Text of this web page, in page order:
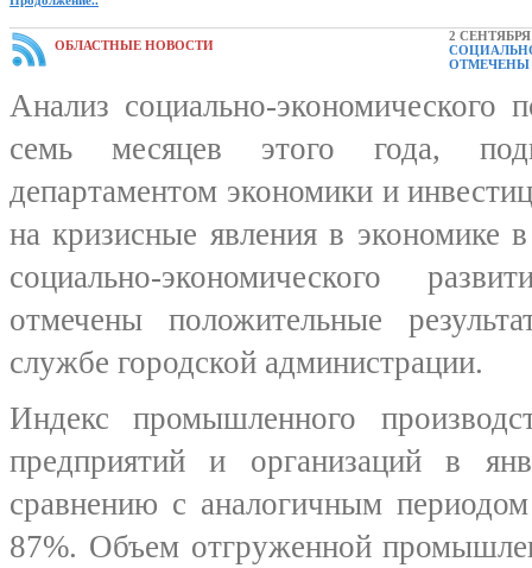
ОБЛАСТНЫЕ НОВОСТИ
2 СЕНТЯБРЯ
ОТМЕЧЕНЫ
Анализ социально-экономического
семь месяцев этого года,
департаментом экономики и
на кризисные явления в экономике
социально-экономического
отмечены положительные
службе городской администрации.
Индекс промышленного
предприятий и организаций в
сравнению с аналогичным
87%. Объем отгруженной